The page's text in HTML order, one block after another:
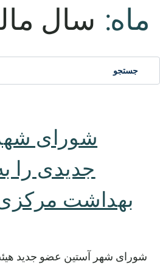
ماه: سال
شورای
جدیدی را
بهداشت